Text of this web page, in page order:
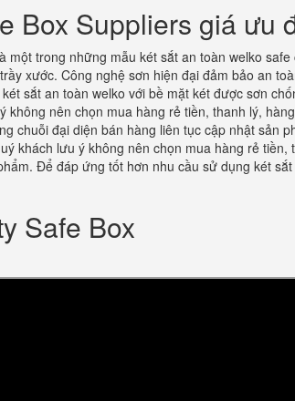
Box Suppliers giá ưu
một trong những mẫu két sắt an toàn welko
xước. Công nghệ sơn hiện đại đảm bảo an
sắt an toàn welko với bề mặt két được sơn
nên chọn mua hàng rẻ tiền, thanh lý,
chuỗi đại diện bán hàng liên tục cập nhật sản
khách lưu ý không nên chọn mua hàng rẻ
Để đáp ứng tốt hơn nhu cầu sử dụng két
Safe Box